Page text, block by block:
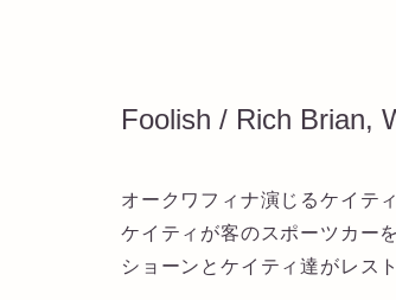
Foolish / Rich Brian,
オークワフィナ演じるケイティ
ケイティが客のスポーツカー
ショーンとケイティ達がレス